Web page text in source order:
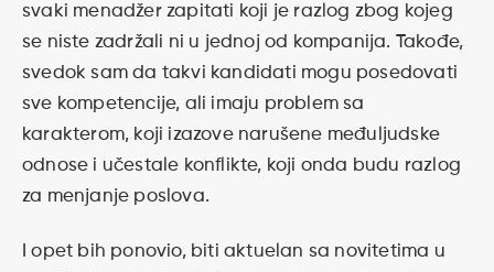
svaki menadžer zapitati koji je razlog zbog kojeg
se niste zadržali ni u jednoj od kompanija. Takođe,
svedok sam da takvi kandidati mogu posedovati
sve kompetencije, ali imaju problem sa
karakterom, koji izazove narušene međuljudske
odnose i učestale konflikte, koji onda budu razlog
za menjanje poslova.
I opet bih ponovio, biti aktuelan sa novitetima u